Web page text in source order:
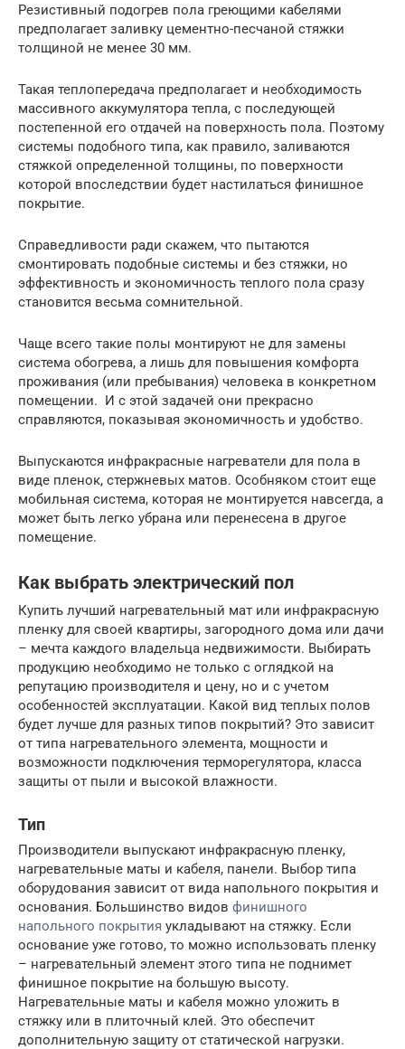
Резистивный подогрев пола греющими кабелями
предполагает заливку цементно-песчаной стяжки
толщиной не менее 30 мм.
Такая теплопередача предполагает и необходимость
массивного аккумулятора тепла, с последующей
постепенной его отдачей на поверхность пола. Поэтому
системы подобного типа, как правило, заливаются
стяжкой определенной толщины, по поверхности
которой впоследствии будет настилаться финишное
покрытие.
Справедливости ради скажем, что пытаются
смонтировать подобные системы и без стяжки, но
эффективность и экономичность теплого пола сразу
становится весьма сомнительной.
Чаще всего такие полы монтируют не для замены
система обогрева, а лишь для повышения комфорта
проживания (или пребывания) человека в конкретном
помещении. И с этой задачей они прекрасно
справляются, показывая экономичность и удобство.
Выпускаются инфракрасные нагреватели для пола в
виде пленок, стержневых матов. Особняком стоит еще
мобильная система, которая не монтируется навсегда, а
может быть легко убрана или перенесена в другое
помещение.
Как выбрать электрический пол
Купить лучший нагревательный мат или инфракрасную
пленку для своей квартиры, загородного дома или дачи
– мечта каждого владельца недвижимости. Выбирать
продукцию необходимо не только с оглядкой на
репутацию производителя и цену, но и с учетом
особенностей эксплуатации. Какой вид теплых полов
будет лучше для разных типов покрытий? Это зависит
от типа нагревательного элемента, мощности и
возможности подключения терморегулятора, класса
защиты от пыли и высокой влажности.
Тип
Производители выпускают инфракрасную пленку,
нагревательные маты и кабеля, панели. Выбор типа
оборудования зависит от вида напольного покрытия и
основания. Большинство видов финишного
напольного покрытия укладывают на стяжку. Если
основание уже готово, то можно использовать пленку
– нагревательный элемент этого типа не поднимет
финишное покрытие на большую высоту.
Нагревательные маты и кабеля можно уложить в
стяжку или в плиточный клей. Это обеспечит
дополнительную защиту от статической нагрузки.